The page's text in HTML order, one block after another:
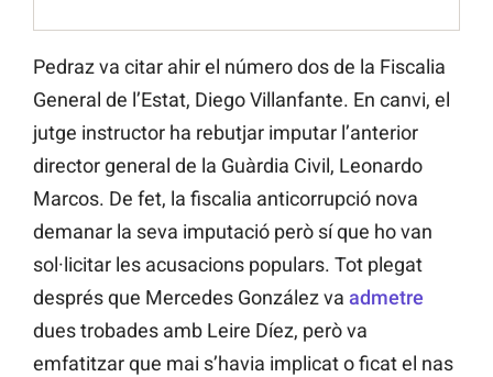
Pedraz va citar ahir el número dos de la Fiscalia
General de l’Estat, Diego Villanfante. En canvi, el
jutge instructor ha rebutjar imputar l’anterior
director general de la Guàrdia Civil, Leonardo
Marcos. De fet, la fiscalia anticorrupció nova
demanar la seva imputació però sí que ho van
sol·licitar les acusacions populars. Tot plegat
després que Mercedes González va admetre
dues trobades amb Leire Díez, però va
emfatitzar que mai s’havia implicat o ficat el nas